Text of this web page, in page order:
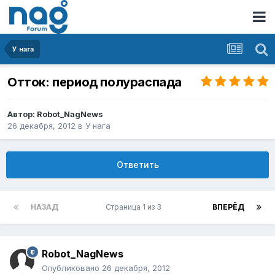
У нага
Отток: период полураспада
Автор: Robot_NagNews
26 декабря, 2012 в У нага
Ответить
НАЗАД ВПЕРЁД
Страница 1 из 3
Robot_NagNews
Опубликовано 26 декабря, 2012